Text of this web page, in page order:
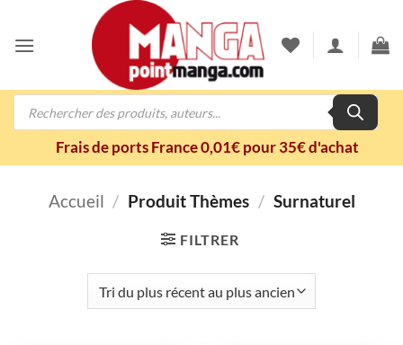
contenu
Recherche
Frais de ports France 0,01€ pour 35€ d'achat
Accueil / Produit Thèmes / Surnaturel
FILTRER